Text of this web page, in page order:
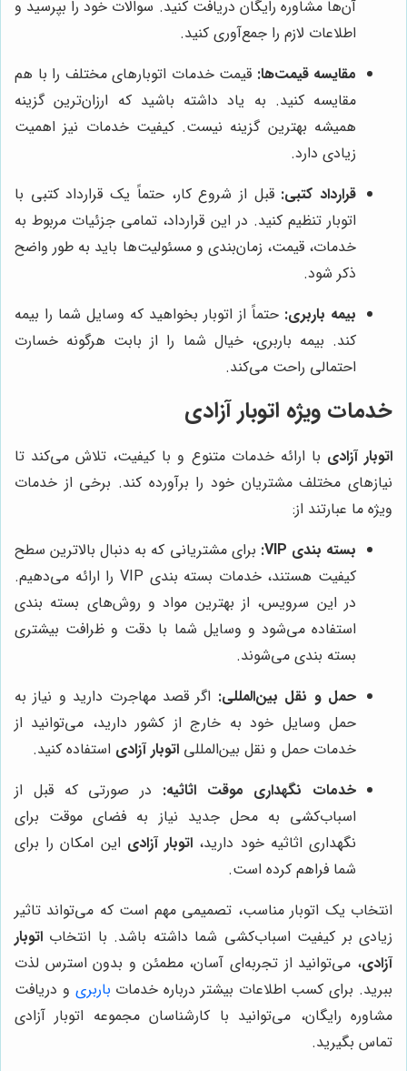
آن‌ها مشاوره رایگان دریافت کنید. سوالات خود را بپرسید و
اطلاعات لازم را جمع‌آوری کنید.
مقایسه قیمت‌ها: قیمت خدمات اتوبارهای مختلف را با هم
مقایسه کنید. به یاد داشته باشید که ارزان‌ترین گزینه
همیشه بهترین گزینه نیست. کیفیت خدمات نیز اهمیت
زیادی دارد.
قرارداد کتبی: قبل از شروع کار، حتماً یک قرارداد کتبی با
اتوبار تنظیم کنید. در این قرارداد، تمامی جزئیات مربوط به
خدمات، قیمت، زمان‌بندی و مسئولیت‌ها باید به طور واضح
ذکر شود.
بیمه باربری: حتماً از اتوبار بخواهید که وسایل شما را بیمه
کند. بیمه باربری، خیال شما را از بابت هرگونه خسارت
احتمالی راحت می‌کند.
خدمات ویژه اتوبار آزادی
اتوبار آزادی با ارائه خدمات متنوع و با کیفیت، تلاش می‌کند تا
نیازهای مختلف مشتریان خود را برآورده کند. برخی از خدمات
ویژه ما عبارتند از:
بسته بندی VIP:
برای مشتریانی که به دنبال بالاترین سطح
کیفیت هستند، خدمات بسته بندی VIP را ارائه می‌دهیم.
در این سرویس، از بهترین مواد و روش‌های بسته بندی
استفاده می‌شود و وسایل شما با دقت و ظرافت بیشتری
بسته بندی می‌شوند.
حمل و نقل بین‌المللی: اگر قصد مهاجرت دارید و نیاز به
حمل وسایل خود به خارج از کشور دارید، می‌توانید از
خدمات حمل و نقل بین‌المللی اتوبار آزادی استفاده کنید.
خدمات نگهداری موقت اثاثیه: در صورتی که قبل از
اسباب‌کشی به محل جدید نیاز به فضای موقت برای
نگهداری اثاثیه خود دارید، اتوبار آزادی این امکان را برای
شما فراهم کرده است.
انتخاب یک اتوبار مناسب، تصمیمی مهم است که می‌تواند تاثیر
زیادی بر کیفیت اسباب‌کشی شما داشته باشد. با انتخاب اتوبار
آزادی، می‌توانید از تجربه‌ای آسان، مطمئن و بدون استرس لذت
ببرید. برای کسب اطلاعات بیشتر درباره خدمات باربری و دریافت
مشاوره رایگان، می‌توانید با کارشناسان مجموعه اتوبار آزادی
تماس بگیرید.